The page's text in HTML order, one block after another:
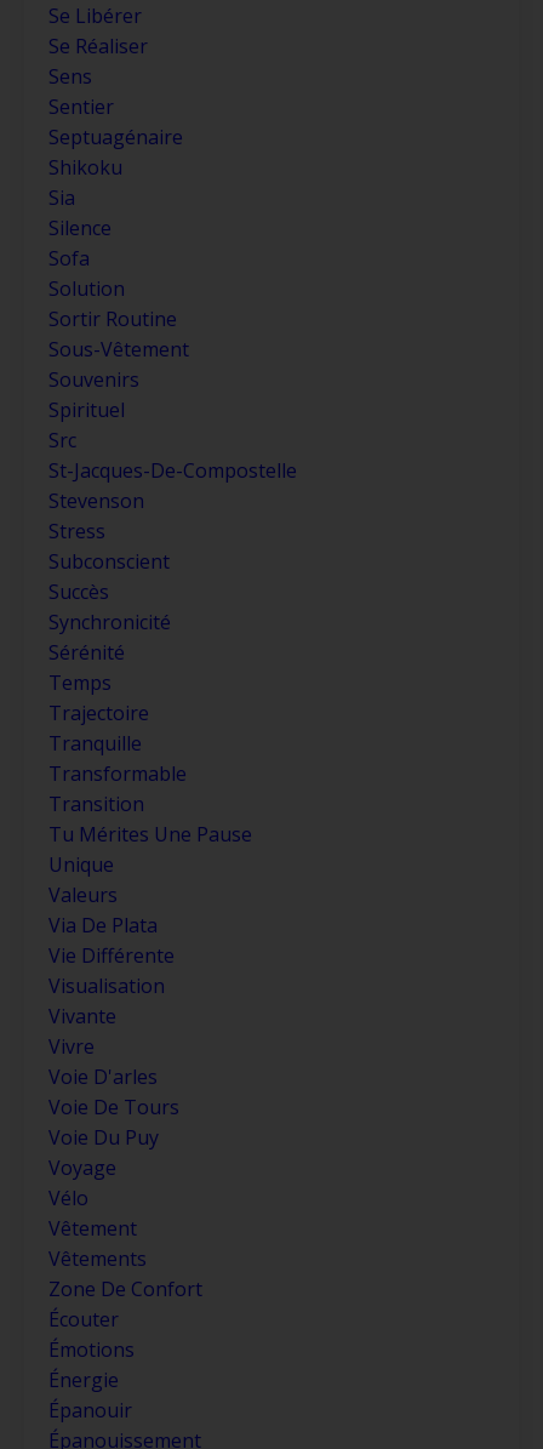
Se Libérer
Se Réaliser
Sens
Sentier
Septuagénaire
Shikoku
Sia
Silence
Sofa
Solution
Sortir Routine
Sous-Vêtement
Souvenirs
Spirituel
Src
St-Jacques-De-Compostelle
Stevenson
Stress
Subconscient
Succès
Synchronicité
Sérénité
Temps
Trajectoire
Tranquille
Transformable
Transition
Tu Mérites Une Pause
Unique
Valeurs
Via De Plata
Vie Différente
Visualisation
Vivante
Vivre
Voie D'arles
Voie De Tours
Voie Du Puy
Voyage
Vélo
Vêtement
Vêtements
Zone De Confort
Écouter
Émotions
Énergie
Épanouir
Épanouissement